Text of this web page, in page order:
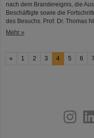
nach dem Brandereignis, die
Beschäftigte sowie die
des Besuchs. Prof. Dr. Thomas
Mehr »
« 1 2 3 4 5 6 7
youtube